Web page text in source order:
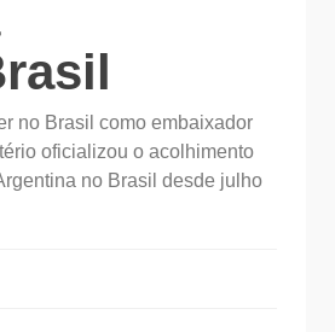
no Brasil como embaixador
oficializou o acolhimento
no Brasil desde julho